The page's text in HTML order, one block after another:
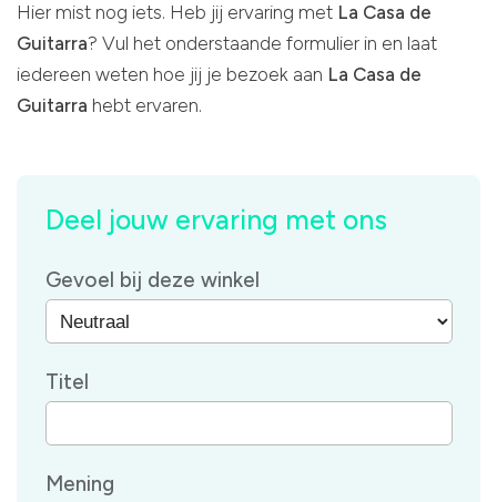
Hier mist nog iets. Heb jij ervaring met La Casa de
Guitarra? Vul het onderstaande formulier in en laat
iedereen weten hoe jij je bezoek aan La Casa de
Guitarra hebt ervaren.
Deel jouw ervaring met ons
Gevoel bij deze winkel
Titel
Mening